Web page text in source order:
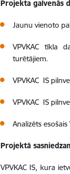
Projekta galvenās
Jaunu vienoto
VPVKAC tīkla
turētājiem.
VPVKAC IS
VPVKAC IS
Analizēts
Projektā
VPVKAC IS, kura